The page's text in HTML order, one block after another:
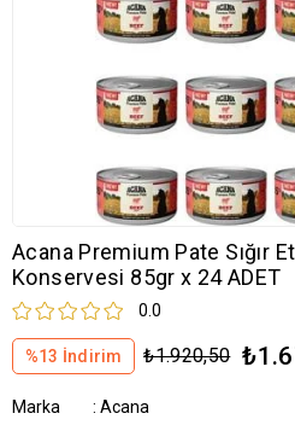
Acana Premium Pate Sığır
Konservesi 85gr x 24 ADET
0.0
%13 İndirim ₺1.920,50
Marka : Acana